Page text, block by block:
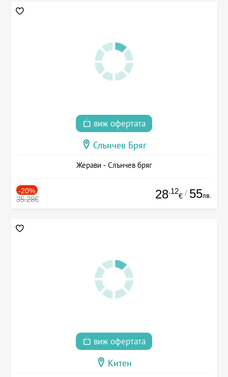
виж офертата
Слънчев Бряг
Жерави - Слънчев бряг
-20%
35.28€ 28.12
€ / 55лв.
виж офертата
Китен